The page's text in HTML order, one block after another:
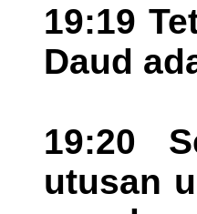
19:19
Daud
19:20
utusan